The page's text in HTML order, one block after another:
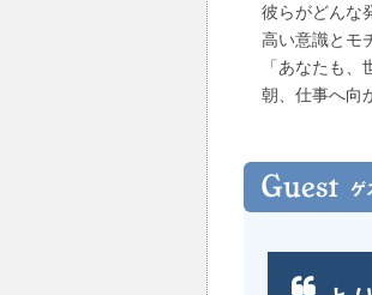
彼らがどんな
高い意識とモ
「あなたも、
朝、仕事へ向